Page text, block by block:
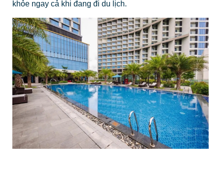
khỏe ngay cả khi đang đi du lịch.